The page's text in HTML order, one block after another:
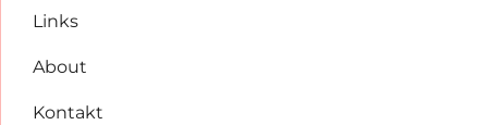
Links
About
Kontakt